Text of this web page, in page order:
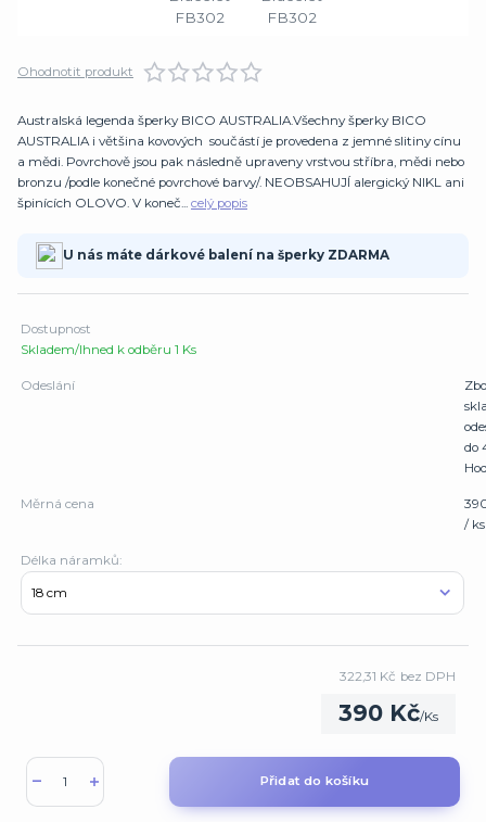
Ohodnotit produkt
Australská legenda šperky BICO AUSTRALIA.Všechny šperky BICO
AUSTRALIA i většina kovových součástí je provedena z jemné slitiny cínu
a mědi. Povrchově jsou pak následně upraveny vrstvou stříbra, mědi nebo
bronzu /podle konečné povrchové barvy/. NEOBSAHUJÍ alergický NIKL ani
špinících OLOVO. V koneč... celý popis
U nás máte dárkové balení na šperky ZDARMA
Dostupnost
Skladem/Ihned k odběru 1 Ks
Odeslání
do
Měrná cena
/ ks
Délka náramků:
390 Kč/Ks
322,31 Kč bez DPH
Přidat do košíku